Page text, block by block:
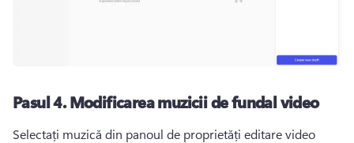
Pasul 4. Modificarea muzicii de fundal video
Selectați muzică din panoul de proprietăți editare video